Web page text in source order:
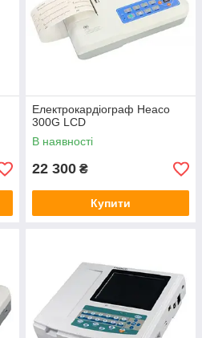
Електрокардіограф Heaco
300G LCD
В наявності
22 300 ₴
Купити